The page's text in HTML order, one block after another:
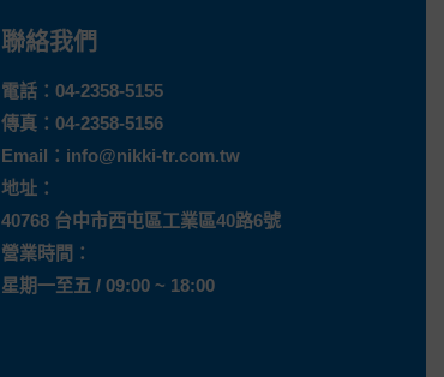
聯絡我們
電話： 04-2358-5155
傳真：04-2358-5156
Email： info@nikki-tr.com.tw
地址：
40768 台中市西屯區工業區40路6號
營業時間：
星期一至五 / 09:00 ~ 18:00